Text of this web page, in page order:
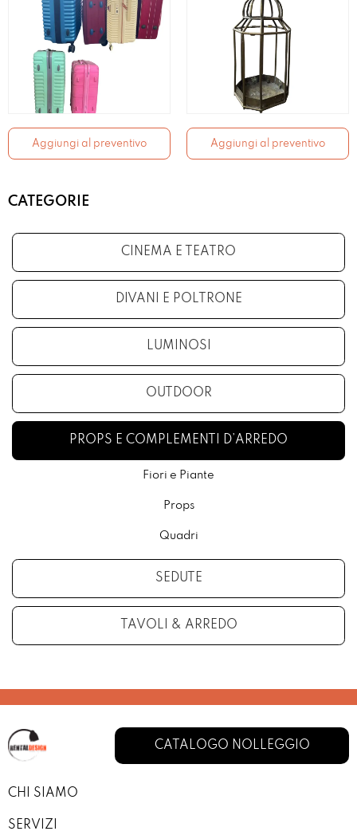
Aggiungi al preventivo Aggiungi al preventivo
CATEGORIE
CINEMA E TEATRO
DIVANI E POLTRONE
LUMINOSI
OUTDOOR
PROPS E COMPLEMENTI D’ARREDO
Fiori e Piante
Props
Quadri
SEDUTE
TAVOLI & ARREDO
CATALOGO NOLLEGGIO
CHI SIAMO
SERVIZI